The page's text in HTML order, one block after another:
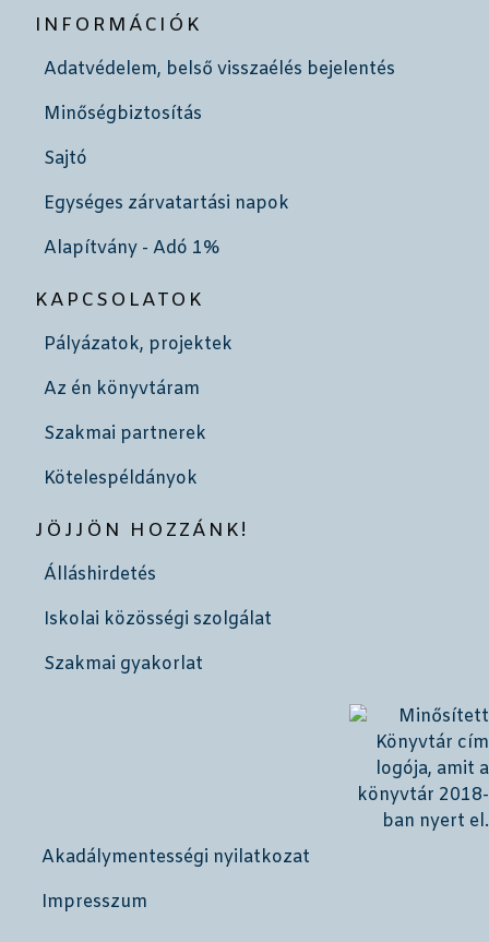
INFORMÁCIÓK
Adatvédelem, belső visszaélés bejelentés
Minőségbiztosítás
Sajtó
Egységes zárvatartási napok
Alapítvány - Adó 1%
KAPCSOLATOK
Pályázatok, projektek
Az én könyvtáram
Szakmai partnerek
Kötelespéldányok
JÖJJÖN HOZZÁNK!
Álláshirdetés
Iskolai közösségi szolgálat
Szakmai gyakorlat
Akadálymentességi nyilatkozat
Impresszum